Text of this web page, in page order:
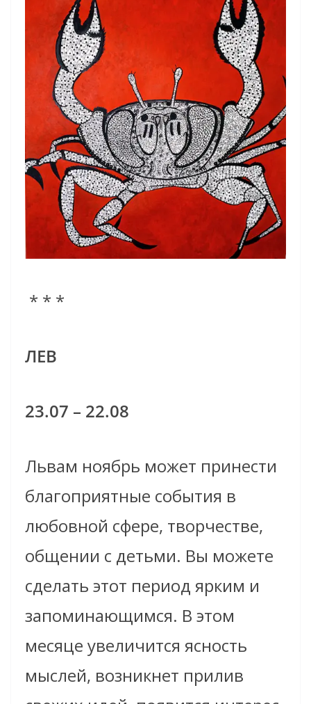
* * *
ЛЕВ
23.07 – 22.08
Львам ноябрь может принести
благоприятные события в
любовной сфере, творчестве,
общении с детьми. Вы можете
сделать этот период ярким и
запоминающимся. В этом
месяце увеличится ясность
мыслей, возникнет прилив